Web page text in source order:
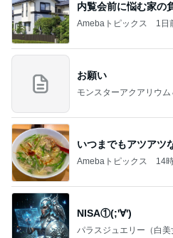
内覧会前に悩む家の
Amebaトピックス 1日
お願い
モンスターアクアリウ
いつまでもアツアツ
Amebaトピックス 14
NISA①(;'∀')
パラスジュエリー（白